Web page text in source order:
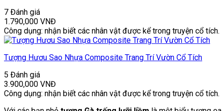
7 Đánh giá
1.790,000 VNĐ
Công dụng: nhận biết các nhân vật được kể trong truyện cổ tích.
Tượng Hươu Sao Nhựa Composite Trang Trí Vườn Cổ Tích
5 Đánh giá
3.900,000 VNĐ
Công dụng: nhận biết các nhân vật được kể trong truyện cổ tích.